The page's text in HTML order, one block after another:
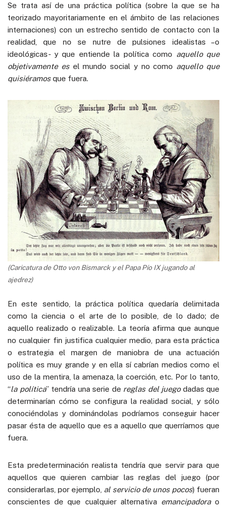
Se trata así de una práctica política (sobre la que se ha
teorizado mayoritariamente en el ámbito de las relaciones
internaciones) con un estrecho sentido de contacto con la
realidad, que no se nutre de pulsiones idealistas –o
ideológicas- y que entiende la política como aquello que
objetivamente esel mundo social y no como aquello que
quisiéramosque fuera.
(Caricatura de Otto von Bismarck y el Papa Pío IX jugando al
ajedrez)
En este sentido, la práctica política quedaría delimitada
como la ciencia o el arte de lo posible, de lo dado; de
aquello realizado o realizable. La teoría afirma que aunque
no cualquier fin justifica cualquier medio, para esta práctica
o estrategia el margen de maniobra de una actuación
política es muy grande y en ella sí cabrían medios como el
uso de la mentira, la amenaza, la coerción, etc. Por lo tanto,
“la política” tendría una serie de reglas del juegodadas que
determinarían cómo se configura la realidad social, y sólo
conociéndolas y dominándolas podríamos conseguir hacer
pasar ésta de aquello que es a aquello que querríamos que
fuera.
Esta predeterminación realista tendría que servir para que
aquellos que quieren cambiar las reglas del juego (por
considerarlas, por ejemplo, al servicio de unos pocos) fueran
conscientes de que cualquier alternativa emancipadorao